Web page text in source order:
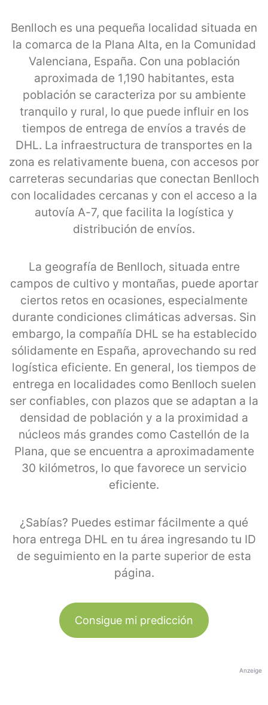
Benlloch es una pequeña localidad situada en
la comarca de la Plana Alta, en la Comunidad
Valenciana, España. Con una población
aproximada de 1,190 habitantes, esta
población se caracteriza por su ambiente
tranquilo y rural, lo que puede influir en los
tiempos de entrega de envíos a través de
DHL. La infraestructura de transportes en la
zona es relativamente buena, con accesos por
carreteras secundarias que conectan Benlloch
con localidades cercanas y con el acceso a la
autovía A-7, que facilita la logística y
distribución de envíos.
La geografía de Benlloch, situada entre
campos de cultivo y montañas, puede aportar
ciertos retos en ocasiones, especialmente
durante condiciones climáticas adversas. Sin
embargo, la compañía DHL se ha establecido
sólidamente en España, aprovechando su red
logística eficiente. En general, los tiempos de
entrega en localidades como Benlloch suelen
ser confiables, con plazos que se adaptan a la
densidad de población y a la proximidad a
núcleos más grandes como Castellón de la
Plana, que se encuentra a aproximadamente
30 kilómetros, lo que favorece un servicio
eficiente.
¿Sabías? Puedes estimar fácilmente a qué
hora entrega DHL en tu área ingresando tu ID
de seguimiento en la parte superior de esta
página.
Consigue mi predicción
Anzeige